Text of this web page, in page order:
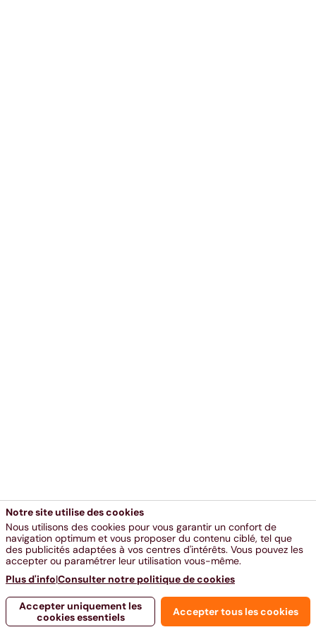
Notre site utilise des cookies
Nous utilisons des cookies pour vous garantir un confort de
navigation optimum et vous proposer du contenu ciblé, tel que
des publicités adaptées à vos centres d'intérêts. Vous pouvez les
accepter ou paramétrer leur utilisation vous-même.
Accepter tous les cookies
Accepter uniquement les
cookies essentiels
Plus d'info|Consulter notre politique de cookies